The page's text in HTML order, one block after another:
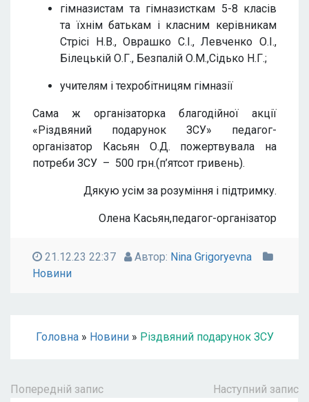
гімназистам та гімназисткам 5-8 класів
та їхнім батькам і класним керівникам
Стрісі Н.В., Оврашко С.І., Левченко О.І.,
Білецькій О.Г., Безпалій О.М.,Сідько Н.Г.;
учителям і техробітницям гімназії
Сама ж організаторка благодійної акції
«Різдвяний подарунок ЗСУ» педагог-
організатор Касьян О.Д. пожертвувала на
потреби ЗСУ – 500 грн.(п’ятсот гривень).
Дякую усім за розуміння і підтримку.
Олена Касьян,педагог-організатор
21.12.23 22:37 Автор: Nina Grigoryevna
Новини
Головна» Новини» Різдвяний подарунок ЗСУ
Попередній запис Наступний запис